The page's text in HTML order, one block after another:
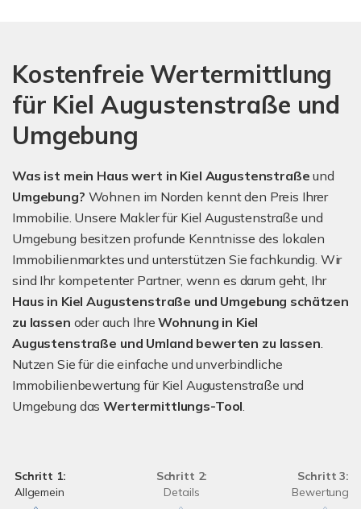
Kostenfreie Wertermittlung
für Kiel Augustenstraße und
Umgebung
Was ist mein Haus wert in Kiel Augustenstraßeund
Umgebung? Wohnen im Norden kennt den Preis Ihrer
Immobilie. Unsere Makler für Kiel Augustenstraße und
Umgebung besitzen profunde Kenntnisse des lokalen
Immobilienmarktes und unterstützen Sie fachkundig. Wir
sind Ihr kompetenter Partner, wenn es darum geht, Ihr
Haus in Kiel Augustenstraße und Umgebung schätzen
zu lassen oder auch IhreWohnung in Kiel
Augustenstraße und Umland bewerten zu lassen.
Nutzen Sie für die einfache und unverbindliche
Immobilienbewertung für Kiel Augustenstraße und
Umgebung dasWertermittlungs-Tool.
Schritt 1:
Allgemein
Schritt 2:
Details
Schritt 3:
Bewertung